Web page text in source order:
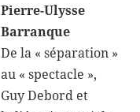
Pierre-Ulysse
Barranque
De la « séparation »
au « spectacle »,
Guy Debord et